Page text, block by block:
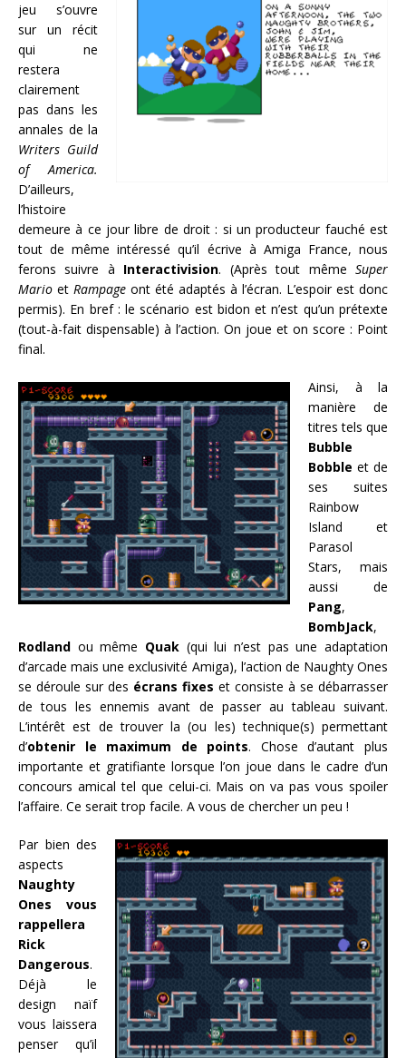
jeu s’ouvre
sur un récit
qui ne
restera
clairement
pas dans les
annales de la
Writers Guild
of America.
D’ailleurs,
l’histoire
demeure à ce jour libre de droit : si un producteur fauché est
tout de même intéressé qu’il écrive à Amiga France, nous
ferons suivre à Interactivision. (Après tout mêmeSuper
Mario et Rampage ont été adaptés à l’écran. L’espoir est donc
permis). En bref : le scénario est bidon et n’est qu’un prétexte
(tout-à-fait dispensable) à l’action. On joue et on score : Point
final.
Ainsi, à la
manière de
titres tels que
Bubble
Bobble et de
ses suites
Rainbow
Island et
Parasol
Stars, mais
aussi de
Pang,
BombJack,
Rodland ou même Quak (qui lui n’est pas une adaptation
d’arcade mais une exclusivité Amiga), l’action de Naughty Ones
se déroule sur des écrans fixes et consiste à se débarrasser
de tous les ennemis avant de passer au tableau suivant.
L’intérêt est de trouver la (ou les) technique(s) permettant
d’obtenir le maximum de points. Chose d’autant plus
importante et gratifiante lorsque l’on joue dans le cadre d’un
concours amical tel que celui-ci. Mais on va pas vous spoiler
l’affaire. Ce serait trop facile. A vous de chercher un peu !
Par bien des
aspects
Naughty
Ones vous
rappellera
Rick
Dangerous.
Déjà le
design naïf
vous laissera
penser qu’il